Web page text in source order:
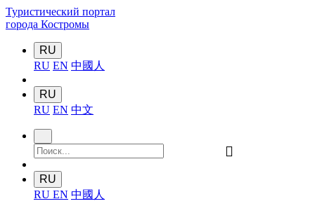
Туристический портал
города Костромы
RU
RU EN 中國人
RU
RU EN 中文
󰍉
RU
RU EN 中國人